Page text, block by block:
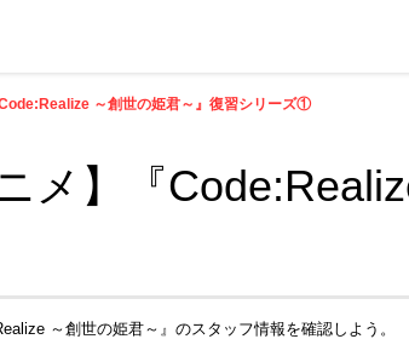
～創世の姫君～』復習シリーズ①
ニメ】『
～創世の姫君～』のスタッフ情報を確認しよう。